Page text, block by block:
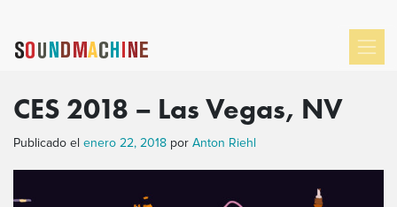
CES 2018 – Las Vegas, NV
Publicado el enero 22, 2018 por Anton Riehl